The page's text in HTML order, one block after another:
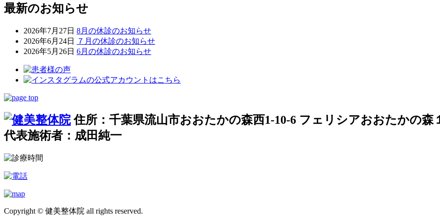
最新のお知らせ
2026年7月27日 8月の休診のお知らせ
2026年6月24日
７月の休診のお知らせ
2026年5月26日 6月の休診のお知らせ
住所：千葉県流山市おおたかの森西1-10-6 フェリシアおおたかの森
代表施術者：成田純一
Copyright © 健美整体院 all rights reserved.